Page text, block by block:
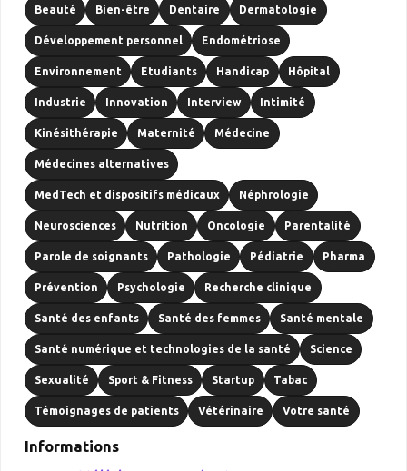
Beauté Bien-être Dentaire Dermatologie
Développement personnel Endométriose
Environnement Etudiants Handicap Hôpital
Industrie Innovation Interview Intimité
Kinésithérapie Maternité Médecine
Médecines alternatives
MedTech et dispositifs médicaux Néphrologie
Neurosciences Nutrition Oncologie Parentalité
Parole de soignants Pathologie Pédiatrie Pharma
Prévention Psychologie Recherche clinique
Santé des enfants Santé des femmes Santé mentale
Santé numérique et technologies de la santé Science
Sexualité Sport & Fitness Startup Tabac
Témoignages de patients Vétérinaire Votre santé
Informations